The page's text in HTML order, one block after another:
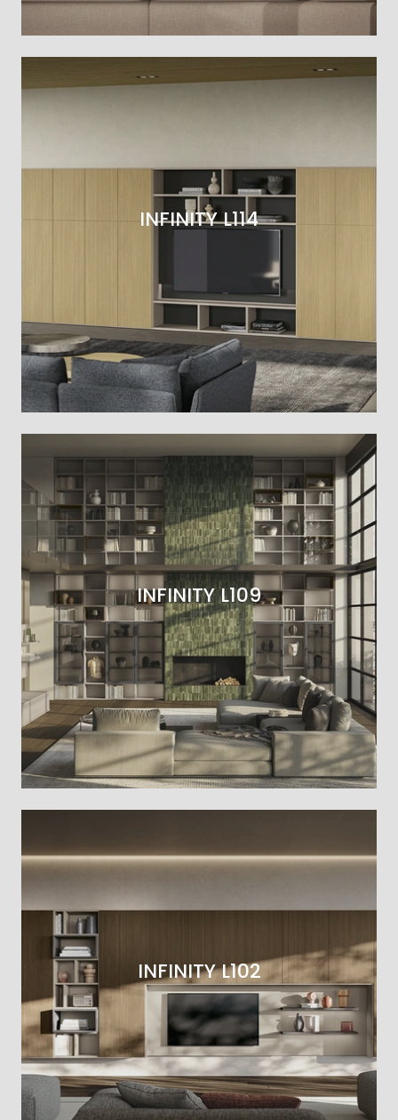
INFINITY L114
INFINITY L109
INFINITY L102